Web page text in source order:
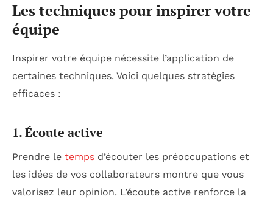
Les techniques pour inspirer votre
équipe
Inspirer votre équipe nécessite l’application de
certaines techniques. Voici quelques stratégies
efficaces :
1. Écoute active
Prendre le temps d’écouter les préoccupations et
les idées de vos collaborateurs montre que vous
valorisez leur opinion. L’écoute active renforce la